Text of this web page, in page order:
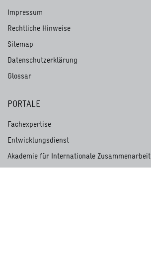
Impressum
Rechtliche Hinweise
Sitemap
Datenschutzerklärung
Glossar
PORTALE
Fachexpertise
Entwicklungsdienst
Akademie für Internationale Zusammenarbeit